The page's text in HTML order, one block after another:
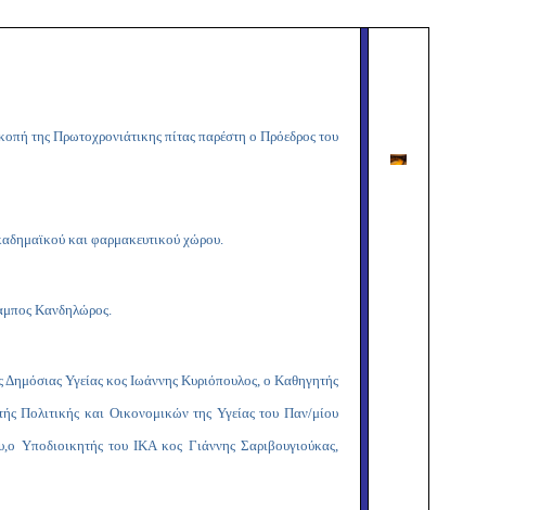
της Πρωτοχρονιάτικης πίτας παρέστη ο Πρόεδρος του
και φαρμακευτικού χώρου.
Κανδηλώρος.
Υγείας κος Ιωάννης Κυριόπουλος, ο Καθηγητής
Πολιτικής και Οικονομικών της Υγείας του Παν/μίου
του ΙΚΑ κος Γιάννης Σαριβουγιούκας,